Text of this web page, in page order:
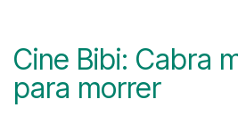
Cine Bibi: Cabra
para morrer